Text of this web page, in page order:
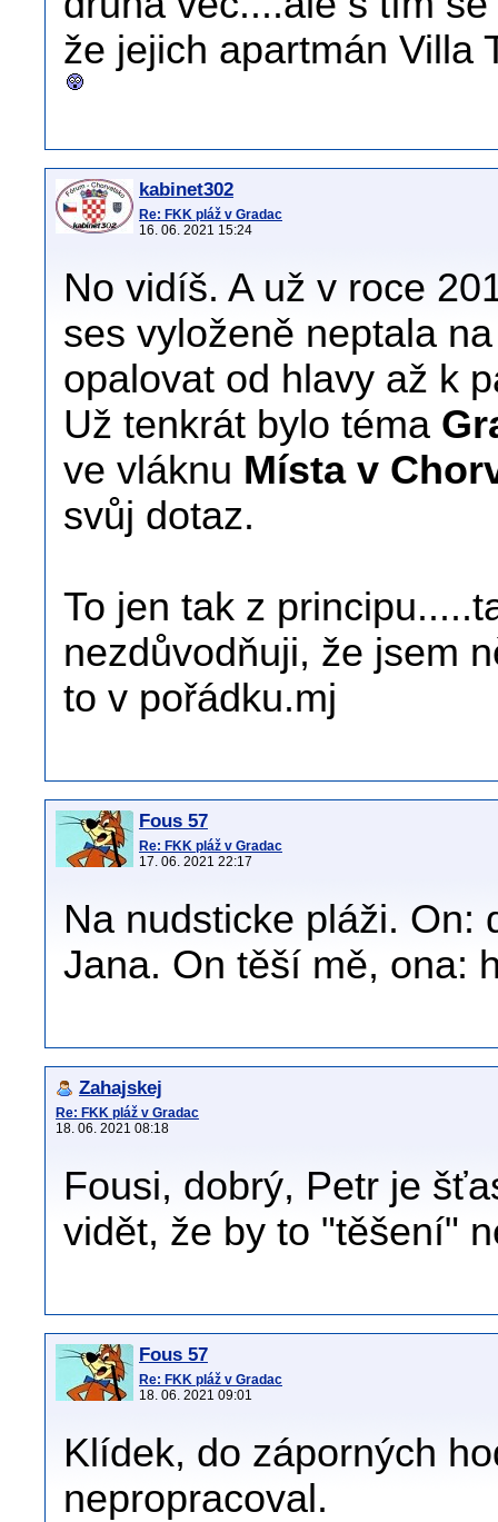
že jejich apartmán Villa
kabinet302
Re: FKK pláž v Gradac
16. 06. 2021 15:24
No vidíš. A už v roce
ses vyloženě neptala
opalovat od hlavy až k
Už tenkrát bylo téma
ve vláknu Místa v
svůj dotaz.
To jen tak z
nezdůvodňuji, že jsem
to v pořádku.mj
Fous 57
Re: FKK pláž v Gradac
17. 06. 2021 22:17
Na nudsticke pláži. On:
Jana. On těší mě, ona:
Zahajskej
Re: FKK pláž v Gradac
18. 06. 2021 08:18
Fousi, dobrý, Petr je
vidět, že by to "těšení"
Fous 57
Re: FKK pláž v Gradac
18. 06. 2021 09:01
Klídek, do záporných
nepropracoval.